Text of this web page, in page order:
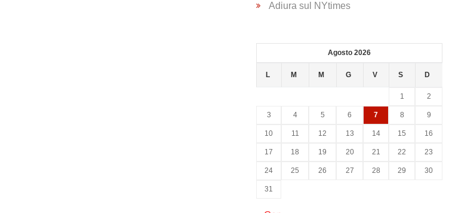
Adiura sul NYtimes
Agosto 2026
L M M G V S D
1 2
3 4 5 6 7 8 9
10 11 12 13 14 15 16
17 18 19 20 21 22 23
24 25 26 27 28 29 30
31